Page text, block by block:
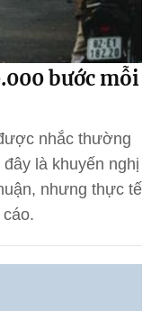
bước mỗi
nhắc thường
là khuyến nghị
nhưng thực tế